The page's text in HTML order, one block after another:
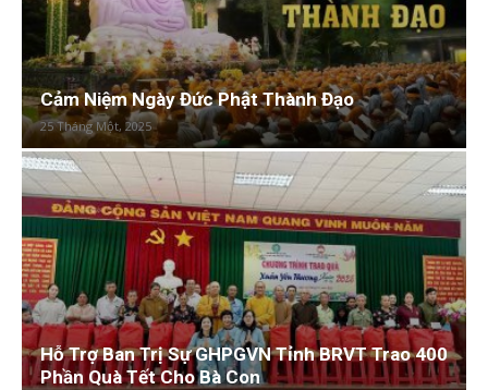
Cảm Niệm Ngày Đức Phật Thành Đạo
25 Tháng Một, 2025
Hỗ Trợ Ban Trị Sự GHPGVN Tỉnh BRVT Trao 400
Phần Quà Tết Cho Bà Con